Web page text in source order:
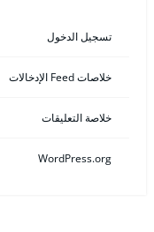
تسجيل الدخول
خلاصات Feed الإدخالات
خلاصة التعليقات
WordPress.org